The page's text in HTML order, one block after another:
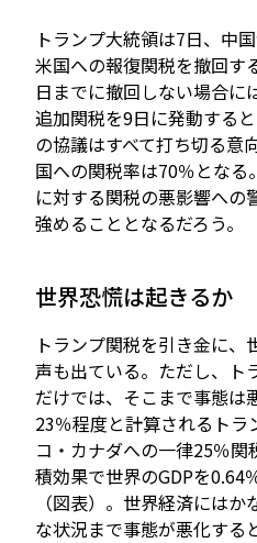
トランプ大統領は7日、中
米国への報復関税を撤回す
日までに撤回しない場合に
追加関税を9日に発動する
の協議はすべて打ち切る意
国への関税率は70％とな
に対する関税の悪影響への
強めることとなるだろう。
世界恐慌は起きるか
トランプ関税を引き金に
声も出ている。ただし、ト
だけでは、そこまで事態は
23％程度と計算されるトラ
コ・カナダへの一律25％
積効果で世界のGDPを0.64
（図表）。世界経済には
な状況まで事態が悪化する